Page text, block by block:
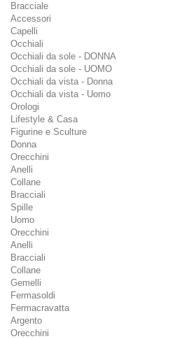
Bracciale
Accessori
Capelli
Occhiali
Occhiali da sole - DONNA
Occhiali da sole - UOMO
Occhiali da vista - Donna
Occhiali da vista - Uomo
Orologi
Lifestyle & Casa
Figurine e Sculture
Donna
Orecchini
Anelli
Collane
Bracciali
Spille
Uomo
Orecchini
Anelli
Bracciali
Collane
Gemelli
Fermasoldi
Fermacravatta
Argento
Orecchini